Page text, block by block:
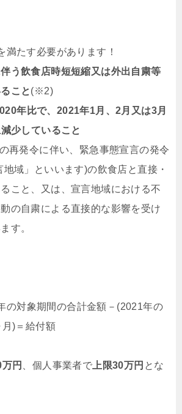
満たす必要があります！
う飲食店時短短縮又は外出自粛等
こと(※2)
年比で、2021年1月、2月又は3月
少していること
再発令に伴い、緊急事態宣言の発令
域」といいます)の飲食店と直接・
こと、又は、宣言地域における不
の自粛による直接的な影響を受け
す。
の対象期間の合計金額－(2021年の
)＝給付額
万円 、個人事業者で 上限30万円 とな